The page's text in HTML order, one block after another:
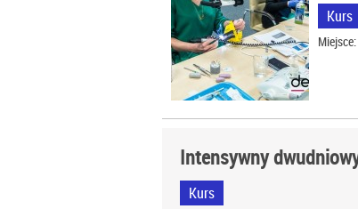
Kurs
Intensywny
Kurs